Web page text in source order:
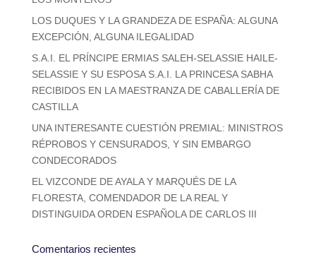
LOS DUQUES Y LA GRANDEZA DE ESPAÑA: ALGUNA
EXCEPCIÓN, ALGUNA ILEGALIDAD
S.A.I. EL PRÍNCIPE ERMIAS SALEH-SELASSIE HAILE-
SELASSIE Y SU ESPOSA S.A.I. LA PRINCESA SABHA
RECIBIDOS EN LA MAESTRANZA DE CABALLERÍA DE
CASTILLA
UNA INTERESANTE CUESTIÓN PREMIAL: MINISTROS
RÉPROBOS Y CENSURADOS, Y SIN EMBARGO
CONDECORADOS
EL VIZCONDE DE AYALA Y MARQUÉS DE LA
FLORESTA, COMENDADOR DE LA REAL Y
DISTINGUIDA ORDEN ESPAÑOLA DE CARLOS III
Comentarios recientes